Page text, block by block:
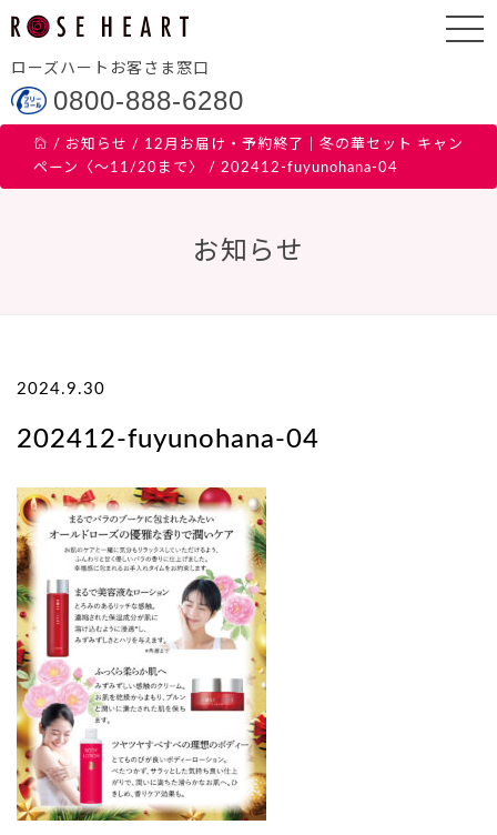
ローズハートお客さま窓口
0800-888-6280
/ お知らせ / 12月お届け・予約終了｜冬の華セット キャン
ペーン〈～11/20まで〉
/ 202412-fuyunohana-04
お知らせ
2024.9.30
202412-fuyunohana-04